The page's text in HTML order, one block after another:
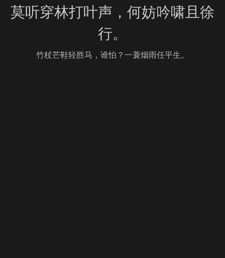
莫听穿林打叶声，何妨吟啸且徐
行。
竹杖芒鞋轻胜马，谁怕？一蓑烟雨任平生。